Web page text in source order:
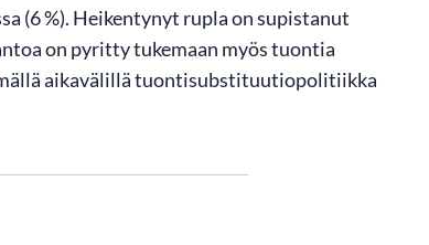
(6 %). Heikentynyt rupla on supistanut
on pyritty tukemaan myös tuontia
aikavälillä tuontisubstituutiopolitiikka